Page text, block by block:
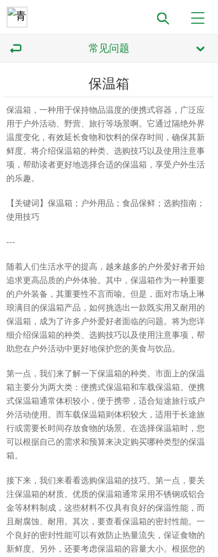
常见问题
保温箱
保温箱，一种用于保持物品温度的便携式容器，广泛应
用于户外活动、野营、旅行等场景啊。它通过隔绝外界
温度变化，有效延长食物和饮料的保存时间，确保其新
鲜度。将介绍保温箱的种类、选购技巧以及使用注意事
项，帮助读者更好地选择合适的保温箱，享受户外生活
的乐趣。
【关键词】保温箱；户外用品；食品保鲜；选购指南；
使用技巧
---
随着人们生活水平的提高，越来越多的户外爱好者开始
追求更高品质的户外体验。其中，保温箱作为一种重要
的户外装备，其重要性不言而喻。但是，面对市场上琳
琅满目的保温箱产品，如何挑选出一款既实用又耐用的
保温箱，成为了许多户外爱好者面临的问题。将为您详
细介绍保温箱的种类、选购技巧以及使用注意事项，帮
助您在户外活动中更好地保护您的美食与饮品。
第一点，我们来了解一下保温箱的种类。市面上的保温
箱主要分为两大类：便携式保温箱和车载保温箱。便携
式保温箱通常体积较小，便于携带，适合短途旅行或户
外活动使用。而车载保温箱则体积较大，适用于长途旅
行或需要长时间存放食物的场景。在选择保温箱时，您
可以根据自己的需求和预算来决定购买哪种类型的保温
箱。
接下来，我们来看看选购保温箱的技巧。第一点，要关
注保温箱的材质。优质的保温箱通常采用不锈钢或铝合
金等材料制成，这些材料不仅具有良好的保温性能，而
且耐腐蚀、耐用。其次，要查看保温箱的密封性能。一
个良好的密封性能可以有效防止热量流失，保证食物的
新鲜度。另外，还要考虑保温箱的容量大小。根据您的